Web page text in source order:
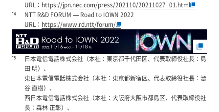
URL： https://jpn.nec.com/press/202110/20211027_01.html
*4
NTT R&D FORUM — Road to IOWN 2022
URL： https://www.rd.ntt/forum/
*5
日本電信電話株式会社（本社：東京都千代田区、代表取締役社長：島
田 明）、
東日本電信電話株式会社（本社：東京都新宿区、代表取締役社長：澁
谷 直樹）、
西日本電信電話株式会社（本社：大阪府大阪市都島区、代表取締役社
長：森林 正彰）、